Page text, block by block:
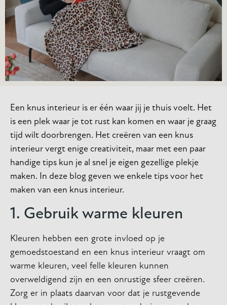
Een knus interieur is er één waar jij je thuis voelt. Het
is een plek waar je tot rust kan komen en waar je graag
tijd wilt doorbrengen. Het creëren van een knus
interieur vergt enige creativiteit, maar met een paar
handige tips kun je al snel je eigen gezellige plekje
maken. In deze blog geven we enkele tips voor het
maken van een knus interieur.
1. Gebruik warme kleuren
Kleuren hebben een grote invloed op je
gemoedstoestand en een knus interieur vraagt om
warme kleuren, veel felle kleuren kunnen
overweldigend zijn en een onrustige sfeer creëren.
Zorg er in plaats daarvan voor dat je rustgevende